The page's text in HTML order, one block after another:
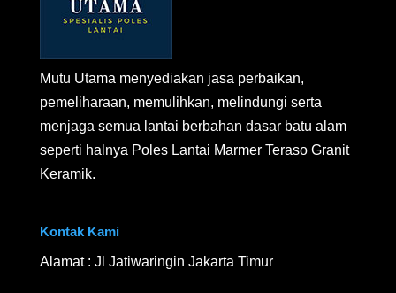
Mutu Utama menyediakan jasa perbaikan,
pemeliharaan, memulihkan, melindungi serta
menjaga semua lantai berbahan dasar batu alam
seperti halnya Poles Lantai Marmer Teraso Granit
Keramik.
Kontak Kami
Alamat : Jl Jatiwaringin Jakarta Timur